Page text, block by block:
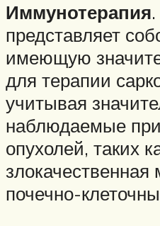
Иммунотерапия
представляет
имеющую
для терапии
учитывая
наблюдаемые
опухолей, таких
почечно-